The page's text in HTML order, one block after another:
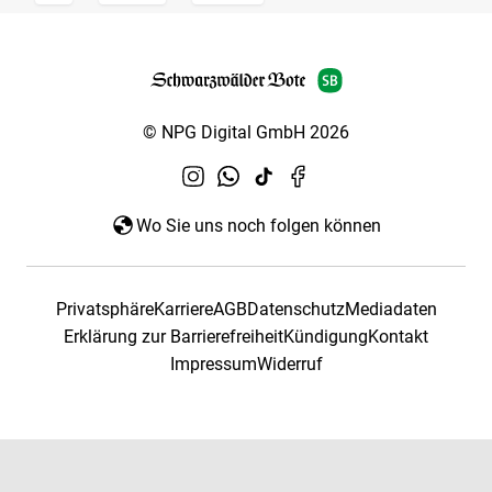
© NPG Digital GmbH 2026
Wo Sie uns noch folgen können
PrivatsphäreKarriereAGBDatenschutzMediadaten
Erklärung zur BarrierefreiheitKündigungKontakt
ImpressumWiderruf